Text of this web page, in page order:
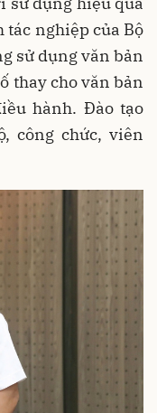
nghiệp của Bộ
sử dụng văn bản
thay cho văn bản
hành. Đào tạo
công chức, viên